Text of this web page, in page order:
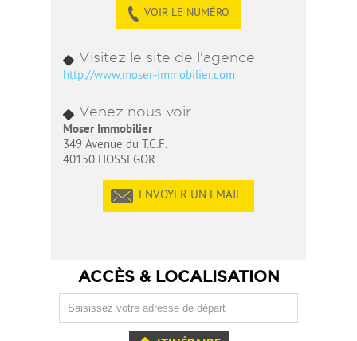
VOIR LE NUMÉRO
Visitez le site de l'agence
http://www.moser-immobilier.com
Venez nous voir
Moser Immobilier
349 Avenue du T.C.F.
40150 HOSSEGOR
ENVOYER UN EMAIL
ACCÈS & LOCALISATION